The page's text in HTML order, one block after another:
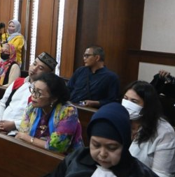
Ugram Swadharma
Jawa Timur
MALANG
0